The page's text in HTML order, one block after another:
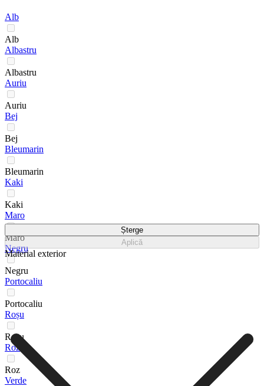
Alb
Alb
Albastru
Albastru
Auriu
Auriu
Bej
Bej
Bleumarin
Bleumarin
Kaki
Kaki
Maro
Maro
Negru
Negru
Portocaliu
Portocaliu
Roșu
Roșu
Roz
Roz
Verde
Șterge
Aplică
Material exterior